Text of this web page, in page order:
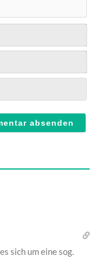
sich um eine sog.